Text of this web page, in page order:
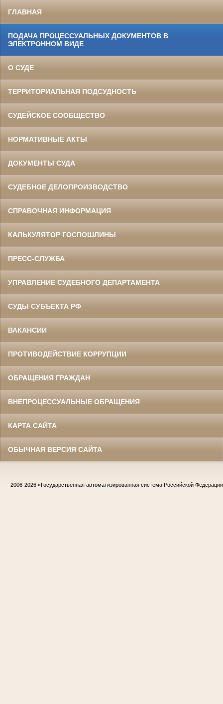
ГЛАВНАЯ
ПОДАЧА ПРОЦЕССУАЛЬНЫХ ДОКУМЕНТОВ В
ЭЛЕКТРОННОМ ВИДЕ
О СУДЕ
ТЕРРИТОРИАЛЬНАЯ ПОДСУДНОСТЬ
СУДЕЙСКОЕ СООБЩЕСТВО
НОРМАТИВНЫЕ АКТЫ
ДОКУМЕНТЫ СУДА
СУДЕБНОЕ ДЕЛОПРОИЗВОДСТВО
СПРАВОЧНАЯ ИНФОРМАЦИЯ
КАЛЬКУЛЯТОР ГОСПОШЛИНЫ
ПРЕСС-СЛУЖБА
УПРАВЛЕНИЕ СУДЕБНОГО ДЕПАРТАМЕНТА
СУДЫ СУБЪЕКТА РФ
ВАКАНСИИ
ПРОТИВОДЕЙСТВИЕ КОРРУПЦИИ
ОБРАЩЕНИЯ ГРАЖДАН
ВНЕПРОЦЕССУАЛЬНЫЕ ОБРАЩЕНИЯ
КАРТА САЙТА
ОБЫЧНАЯ ВЕРСИЯ САЙТА
2006-2026 «Государственная автоматизированная система Российской